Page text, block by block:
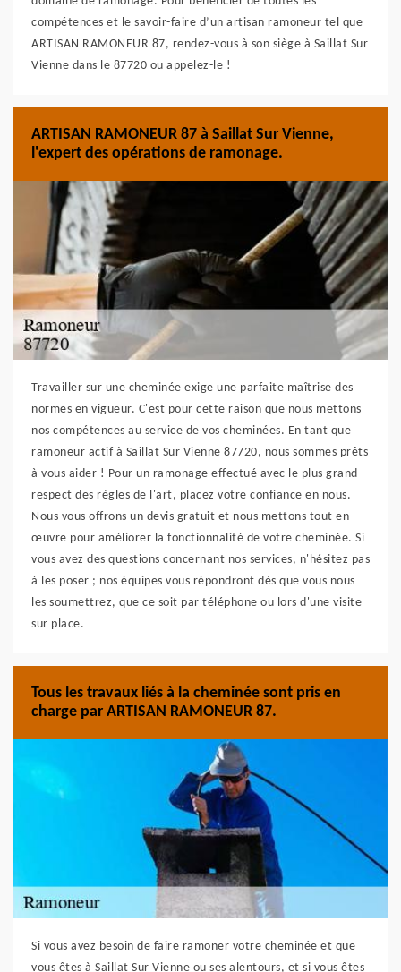
compétences et le savoir-faire d’un artisan ramoneur tel que
ARTISAN RAMONEUR 87, rendez-vous à son siège à Saillat Sur
Vienne dans le 87720 ou appelez-le !
ARTISAN RAMONEUR 87 à Saillat Sur Vienne,
l'expert des opérations de ramonage.
Travailler sur une cheminée exige une parfaite maîtrise des
normes en vigueur. C'est pour cette raison que nous mettons
nos compétences au service de vos cheminées. En tant que
ramoneur actif à Saillat Sur Vienne 87720, nous sommes prêts
à vous aider ! Pour un ramonage effectué avec le plus grand
respect des règles de l'art, placez votre confiance en nous.
Nous vous offrons un devis gratuit et nous mettons tout en
œuvre pour améliorer la fonctionnalité de votre cheminée. Si
vous avez des questions concernant nos services, n'hésitez pas
à les poser ; nos équipes vous répondront dès que vous nous
les soumettrez, que ce soit par téléphone ou lors d'une visite
sur place.
Tous les travaux liés à la cheminée sont pris en
charge par ARTISAN RAMONEUR 87.
Si vous avez besoin de faire ramoner votre cheminée et que
vous êtes à Saillat Sur Vienne ou ses alentours, et si vous êtes